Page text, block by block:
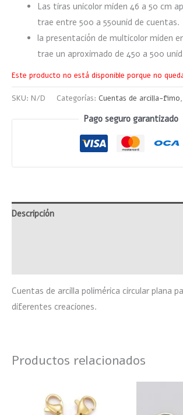
Las tiras unicolor miden 46 a 50 cm
trae entre 500 a 550unid de cuentas.
la presentación de multicolor miden
trae un aproximado de 450 a 500
Este producto no está disponible porque no
SKU: N/D Categorías: Cuentas de arcilla-fimo,
Pago seguro garantizado
Descripción
Cuentas de arcilla polimérica circular plana
diferentes creaciones.
Productos relacionados